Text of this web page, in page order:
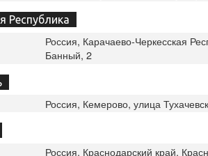
Республика
Россия, Карачаево-Черкесская
Банный, 2
Россия, Кемерово, улица
Россия, Краснодарский край,